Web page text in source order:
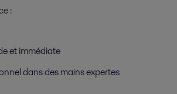
:
et immédiate
dans des mains expertes